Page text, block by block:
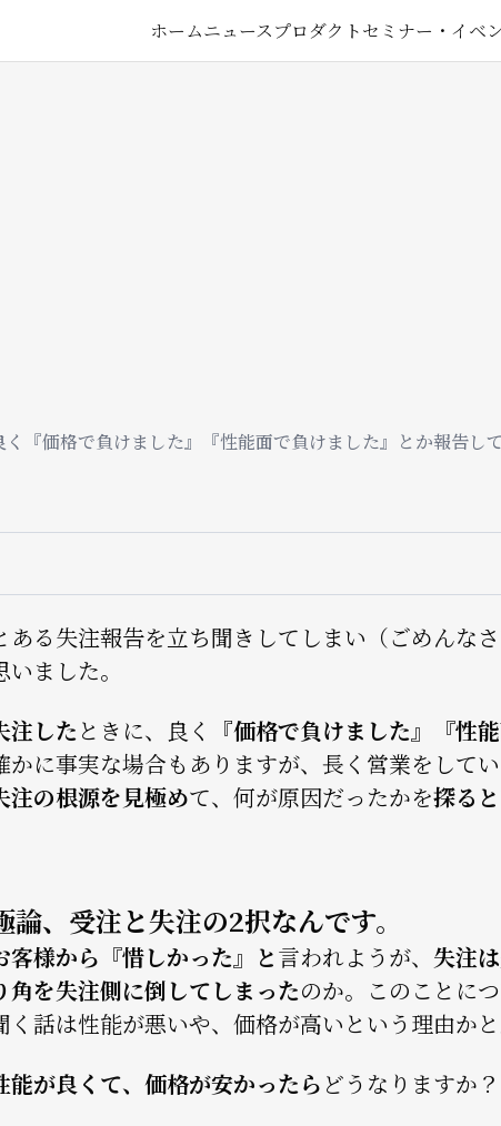
メ
ョ
ン
ホームニュースプロダクトセミナー・イベ
『価格で負けました』『性能面で負けました』とか報告
ある失注報告を立ち聞きしてしまい（ごめんな
いました。
注したときに、良く『価格で負けました』『性
かに事実な場合もありますが、長く営業をして
注の根源を見極めて、何が原因だったかを探る
論、受注と失注の2択なんです。
客様から『惜しかった』と言われようが、 失注
角を失注側に倒してしまったのか。このことに
く話は性能が悪いや、価格が高いという理由かと
能が良くて、価格が安かったら どうなりますか